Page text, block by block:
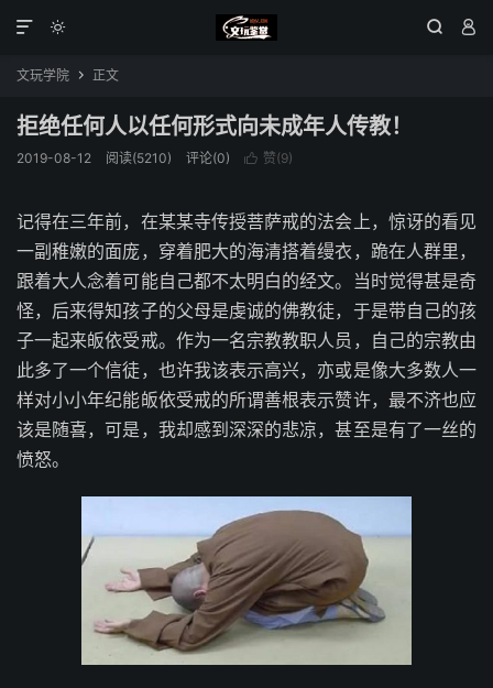
  

文玩学院  正文
拒绝任何人以任何形式向未成年人传教！
2019-08-12 阅读(5210) 评论(0)  赞(9)
记得在三年前，在某某寺传授菩萨戒的法会上，惊讶的看见
一副稚嫩的面庞，穿着肥大的海清搭着缦衣，跪在人群里，
跟着大人念着可能自己都不太明白的经文。当时觉得甚是奇
怪，后来得知孩子的父母是虔诚的佛教徒，于是带自己的孩
子一起来皈依受戒。作为一名宗教教职人员，自己的宗教由
此多了一个信徒，也许我该表示高兴，亦或是像大多数人一
样对小小年纪能皈依受戒的所谓善根表示赞许，最不济也应
该是随喜，可是，我却感到深深的悲凉，甚至是有了一丝的
愤怒。